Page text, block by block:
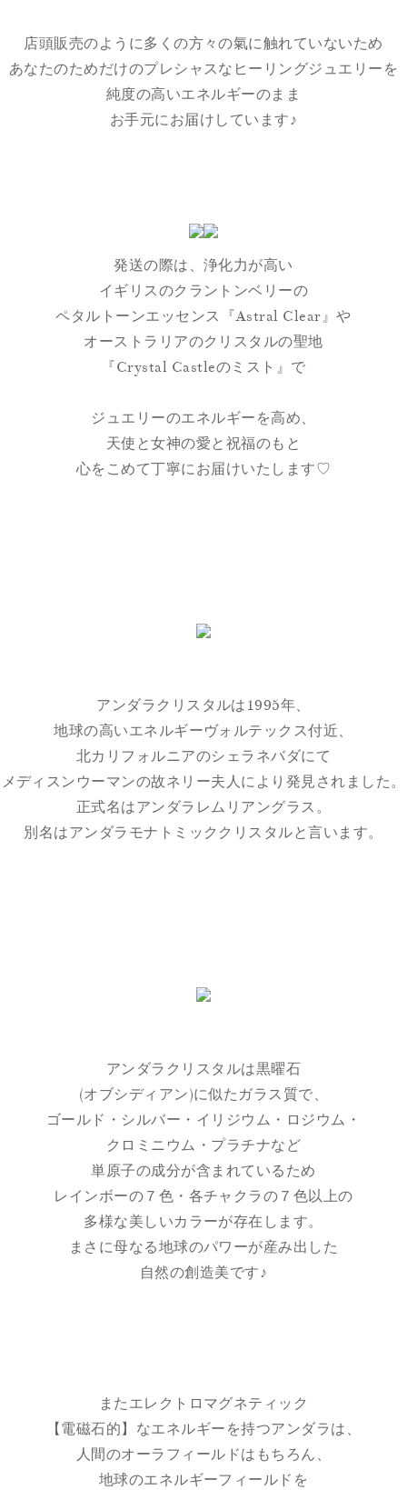
店頭販売のように多くの方々の氣に触れていないため
あなたのためだけのプレシャスなヒーリングジュエリーを
純度の高いエネルギーのまま
お手元にお届けしています♪
発送の際は、浄化力が高い
イギリスのクラントンベリーの
ペタルトーンエッセンス『Astral Clear』や
オーストラリアのクリスタルの聖地
『Crystal Castleのミスト』で
ジュエリーのエネルギーを高め、
天使と女神の愛と祝福のもと
心をこめて丁寧にお届けいたします♡
アンダラクリスタルは1995年、
地球の高いエネルギーヴォルテックス付近、
北カリフォルニアのシェラネバダにて
メディスンウーマンの故ネリー夫人により発見されました。
正式名はアンダラレムリアングラス。
別名はアンダラモナトミッククリスタルと言います。
アンダラクリスタルは黒曜石
(オブシディアン)に似たガラス質で、
ゴールド・シルバー・イリジウム・ロジウム・
クロミニウム・プラチナなど
単原子の成分が含まれているため
レインボーの７色・各チャクラの７色以上の
多様な美しいカラーが存在します。
まさに母なる地球のパワーが産み出した
自然の創造美です♪
またエレクトロマグネティック
【電磁石的】なエネルギーを持つアンダラは、
人間のオーラフィールドはもちろん、
地球のエネルギーフィールドを